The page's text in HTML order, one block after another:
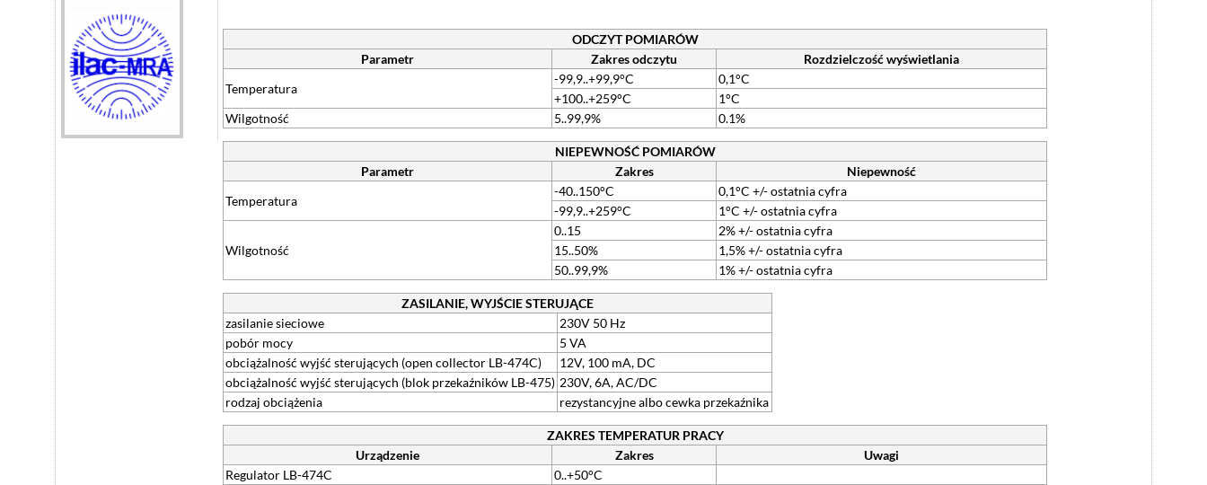
ODCZYT POMIARÓW
Parametr
Zakres odczytu
Rozdzielczość wyświetlania
Temperatura
-99,9..+99,9°C
0,1°C
+100..+259°C
1°C
Wilgotność
5..99,9% 0.1%
NIEPEWNOŚĆ POMIARÓW
Parametr
Zakres
Niepewność
Temperatura
-40..150°C
0,1°C +/- ostatnia cyfra
-99,9..+259°C
1°C +/- ostatnia cyfra
Wilgotność
0..15
2% +/- ostatnia cyfra
15..50%
1,5% +/- ostatnia cyfra
50..99,9%
1% +/- ostatnia cyfra
ZASILANIE, WYJŚCIE STERUJĄCE
zasilanie sieciowe
230V 50 Hz
pobór mocy
5 VA
obciążalność wyjść sterujących (open collector LB-474C)
12V, 100 mA, DC
obciążalność wyjść sterujących (blok przekaźników LB-475) 230V, 6A, AC/DC
rodzaj obciążenia
rezystancyjne albo cewka przekaźnika
ZAKRES TEMPERATUR PRACY
Urządzenie
Zakres
Uwagi
Regulator LB-474C
0..+50°C